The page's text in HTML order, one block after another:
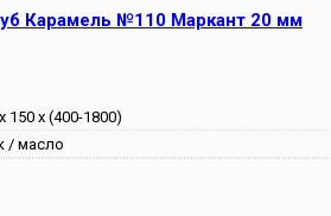
Карамель №110 Маркант 20 мм
150 х (400-1800)
/ масло